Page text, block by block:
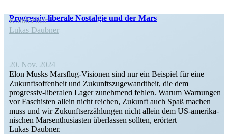
Progressiv-liberale Nostalgie und der Mars
Kommentar
Lukas Daubner
20. Nov. 2024
Elon Musks Marsflug-Visionen sind nur ein Beispiel für eine
Zukunfts­of­fenheit und Zukunfts­zu­ge­wandtheit, die dem
progressiv-liberalen Lager zunehmend fehlen. Warum Warnungen
vor Faschisten allein nicht reichen, Zukunft auch Spaß machen
muss und wir Zukunfts­er­zäh­lungen nicht allein dem US-ameri­­ka­­
ni­­schen Marsen­thu­si­asten überlassen sollten, erörtert
Lukas Daubner.